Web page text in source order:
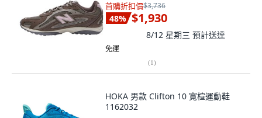
首購折扣價$3,736
48% $1,930
8/12 星期三 預計送達
免運
(1)
HOKA 男款 Clifton 10 寬楦運動鞋
1162032